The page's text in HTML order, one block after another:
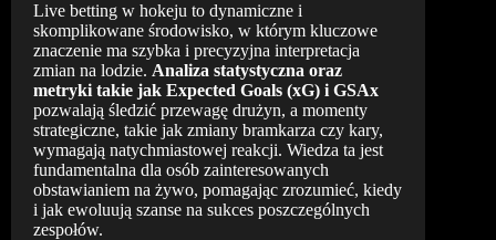
Live betting w hokeju to dynamiczne i
skomplikowane środowisko, w którym kluczowe
znaczenie ma szybka i precyzyjna interpretacja
zmian na lodzie. Analiza statystyczna oraz
metryki takie jak Expected Goals (xG) i GSAx
pozwalają śledzić przewagę drużyn, a momenty
strategiczne, takie jak zmiany bramkarza czy kary,
wymagają natychmiastowej reakcji. Wiedza ta jest
fundamentalna dla osób zainteresowanych
obstawianiem na żywo, pomagając zrozumieć, kiedy
i jak ewoluują szanse na sukces poszczególnych
zespołów.